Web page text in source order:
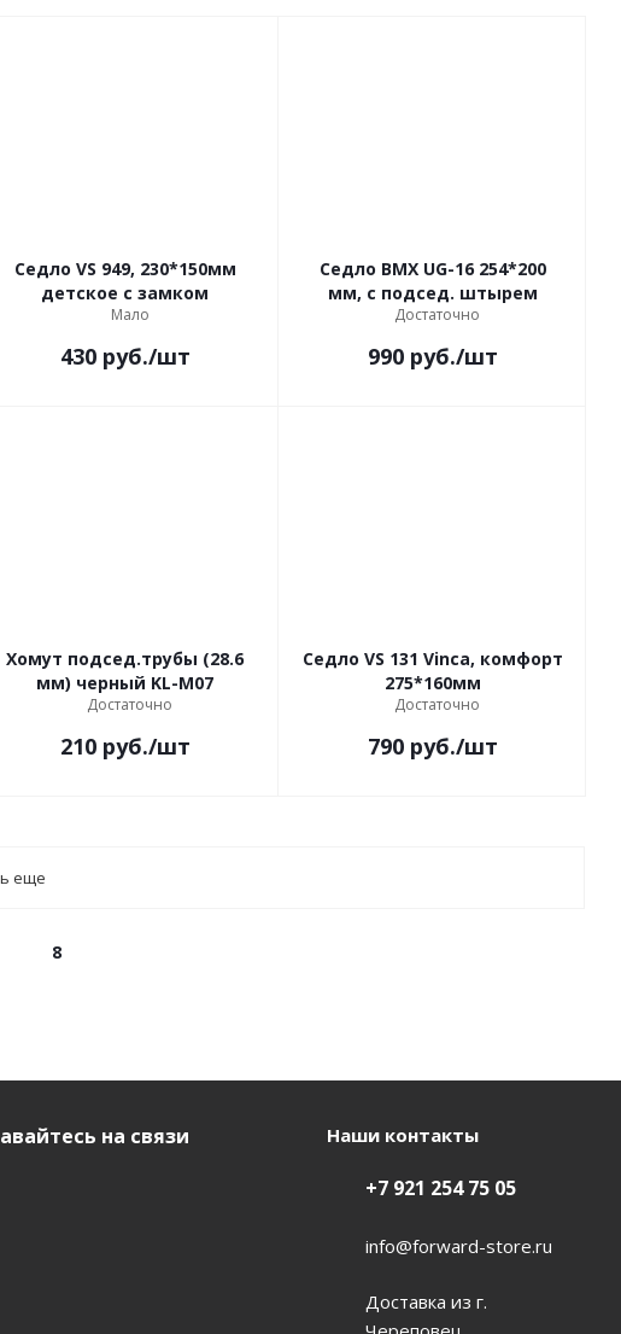
Седло VS 949, 230*150мм
детское с замком
Мало
430руб./шт
Седло BMX UG-16 254*200
мм, с подсед. штырем
Достаточно
990руб./шт
Хомут подсед.трубы (28.6
мм) черный KL-M07
Достаточно
210руб./шт
Седло VS 131 Vinca, комфорт
275*160мм
Достаточно
790руб./шт
еще
8
на связи Наши контакты
+7 921 254 75 05
info@forward-store.ru
Доставка из г.